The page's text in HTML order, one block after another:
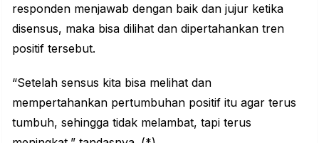
responden menjawab dengan baik dan jujur ketika
disensus, maka bisa dilihat dan dipertahankan tren
positif tersebut.
“Setelah sensus kita bisa melihat dan
mempertahankan pertumbuhan positif itu agar terus
tumbuh, sehingga tidak melambat, tapi terus